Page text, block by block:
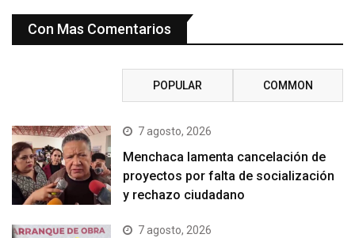
Con Mas Comentarios
POPULAR COMMON
7 agosto, 2026
Menchaca lamenta cancelación de
proyectos por falta de socialización
y rechazo ciudadano
7 agosto, 2026